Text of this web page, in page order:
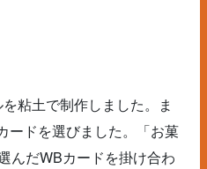
粘土で制作しました。ま
ードを選びました。「お菓
んだWBカードを掛け合わ